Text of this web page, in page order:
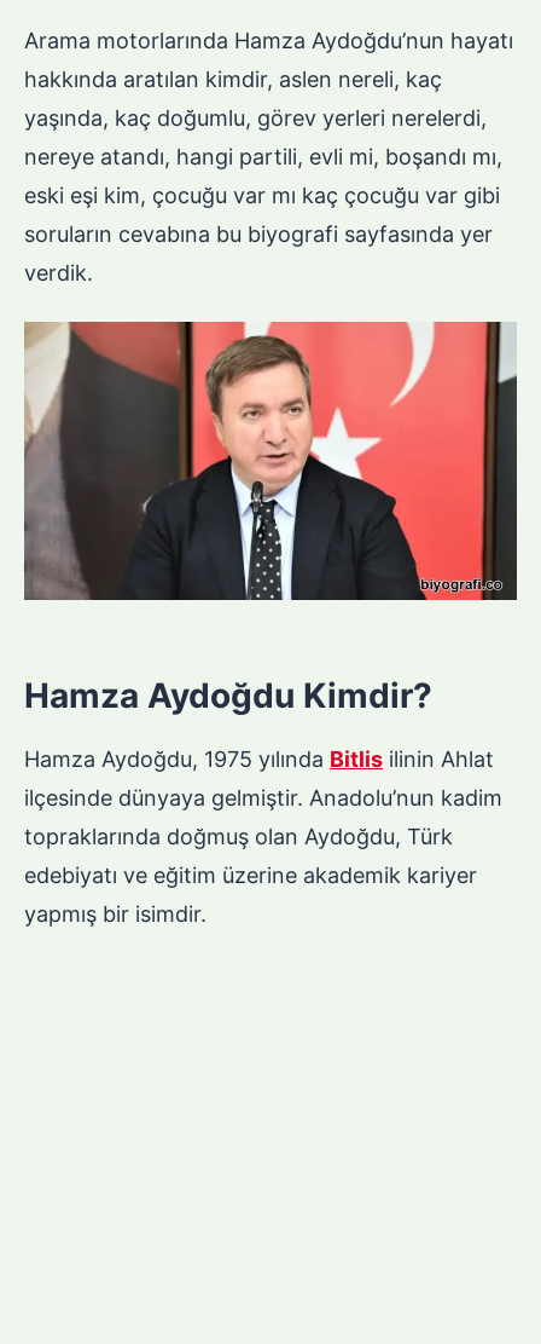
Arama motorlarında Hamza Aydoğdu’nun hayatı
hakkında aratılan kimdir, aslen nereli, kaç
yaşında, kaç doğumlu, görev yerleri nerelerdi,
nereye atandı, hangi partili, evli mi, boşandı mı,
eski eşi kim, çocuğu var mı kaç çocuğu var gibi
soruların cevabına bu biyografi sayfasında yer
verdik.
Hamza Aydoğdu Kimdir?
Hamza Aydoğdu, 1975 yılında Bitlis ilinin Ahlat
ilçesinde dünyaya gelmiştir. Anadolu’nun kadim
topraklarında doğmuş olan Aydoğdu, Türk
edebiyatı ve eğitim üzerine akademik kariyer
yapmış bir isimdir.